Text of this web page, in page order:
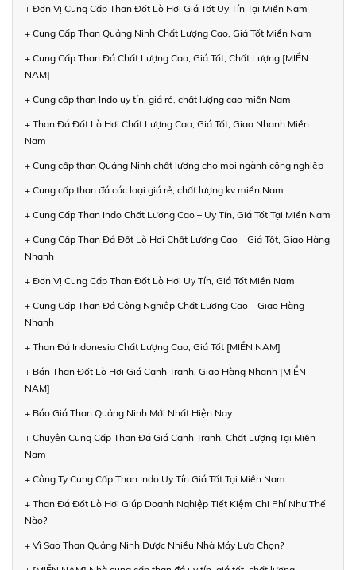
+ Đơn Vị Cung Cấp Than Đốt Lò Hơi Giá Tốt Uy Tín Tại Miền Nam
+ Cung Cấp Than Quảng Ninh Chất Lượng Cao, Giá Tốt Miền Nam
+ Cung Cấp Than Đá Chất Lượng Cao, Giá Tốt, Chất Lượng [MIỀN
NAM]
+ Cung cấp than Indo uy tín, giá rẻ, chất lượng cao miền Nam
+ Than Đá Đốt Lò Hơi Chất Lượng Cao, Giá Tốt, Giao Nhanh Miền
Nam
+ Cung cấp than Quảng Ninh chất lượng cho mọi ngành công nghiệp
+ Cung cấp than đá các loại giá rẻ, chất lượng kv miền Nam
+ Cung Cấp Than Indo Chất Lượng Cao – Uy Tín, Giá Tốt Tại Miền Nam
+ Cung Cấp Than Đá Đốt Lò Hơi Chất Lượng Cao – Giá Tốt, Giao Hàng
Nhanh
+ Đơn Vị Cung Cấp Than Đốt Lò Hơi Uy Tín, Giá Tốt Miền Nam
+ Cung Cấp Than Đá Công Nghiệp Chất Lượng Cao – Giao Hàng
Nhanh
+ Than Đá Indonesia Chất Lượng Cao, Giá Tốt [MIỀN NAM]
+ Bán Than Đốt Lò Hơi Giá Cạnh Tranh, Giao Hàng Nhanh [MIỀN
NAM]
+ Báo Giá Than Quảng Ninh Mới Nhất Hiện Nay
+ Chuyên Cung Cấp Than Đá Giá Cạnh Tranh, Chất Lượng Tại Miền
Nam
+ Công Ty Cung Cấp Than Indo Uy Tín Giá Tốt Tại Miền Nam
+ Than Đá Đốt Lò Hơi Giúp Doanh Nghiệp Tiết Kiệm Chi Phí Như Thế
Nào?
+ Vì Sao Than Quảng Ninh Được Nhiều Nhà Máy Lựa Chọn?